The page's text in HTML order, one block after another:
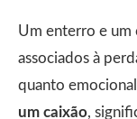
Um enterro e um
associados à
quanto
um caixão,